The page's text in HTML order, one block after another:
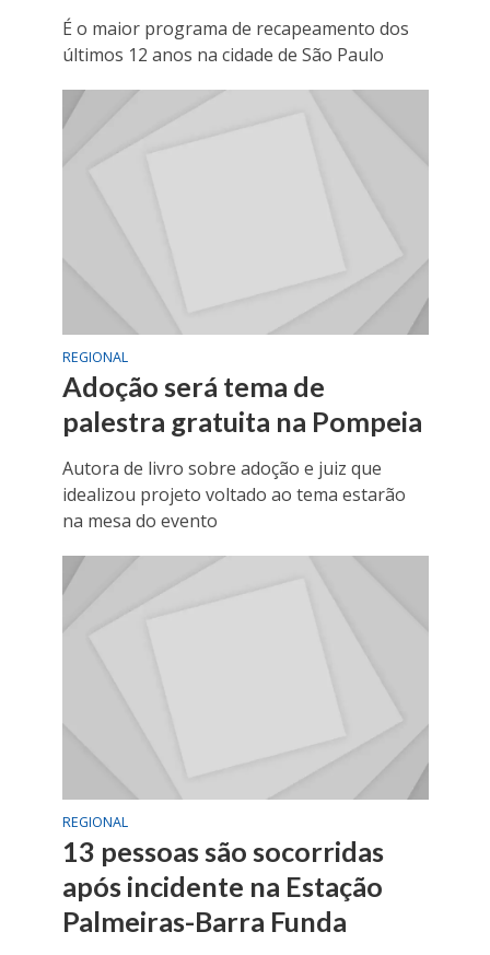
É o maior programa de recapeamento dos
últimos 12 anos na cidade de São Paulo
REGIONAL
Adoção será tema de
palestra gratuita na Pompeia
Autora de livro sobre adoção e juiz que
idealizou projeto voltado ao tema estarão
na mesa do evento
REGIONAL
13 pessoas são socorridas
após incidente na Estação
Palmeiras-Barra Funda